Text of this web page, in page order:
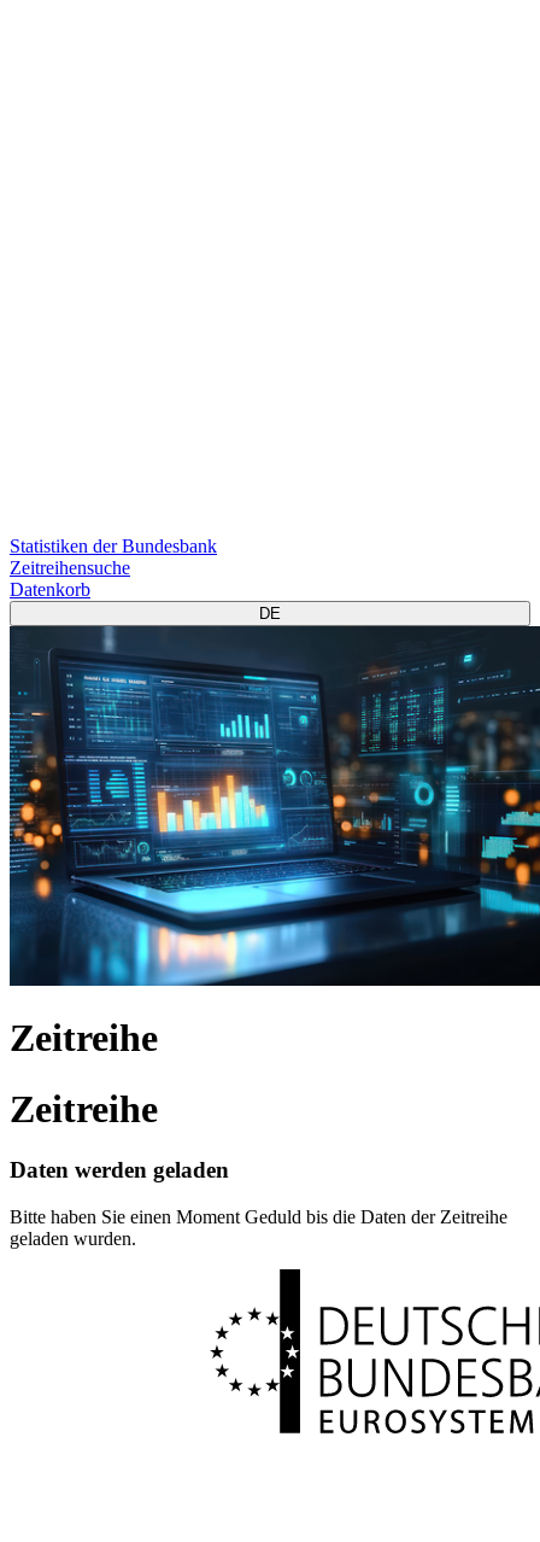
Statistiken der Bundesbank
Zeitreihensuche
Datenkorb
DE
Zeitreihe
Zeitreihe
Daten werden geladen
Bitte haben Sie einen Moment Geduld bis die Daten der Zeitreihe
geladen wurden.